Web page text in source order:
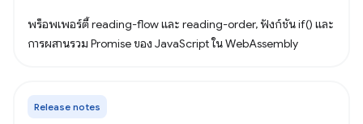
พร็อพเพอร์ตี้ reading-flow และ reading-order, ฟังก์ชัน if() และ
การผสานรวม Promise ของ JavaScript ใน WebAssembly
Release notes